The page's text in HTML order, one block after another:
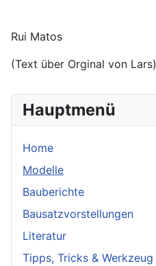
Hauptmenü
Home
Modelle
Bauberichte
Bausatzvorstellungen
Literatur
Tipps, Tricks & Werkzeug
Rui Matos
(Text über Orginal von Lars)